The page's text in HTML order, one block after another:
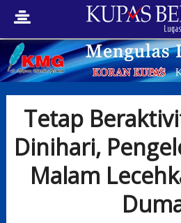
Tetap
Dinihari,
Malam